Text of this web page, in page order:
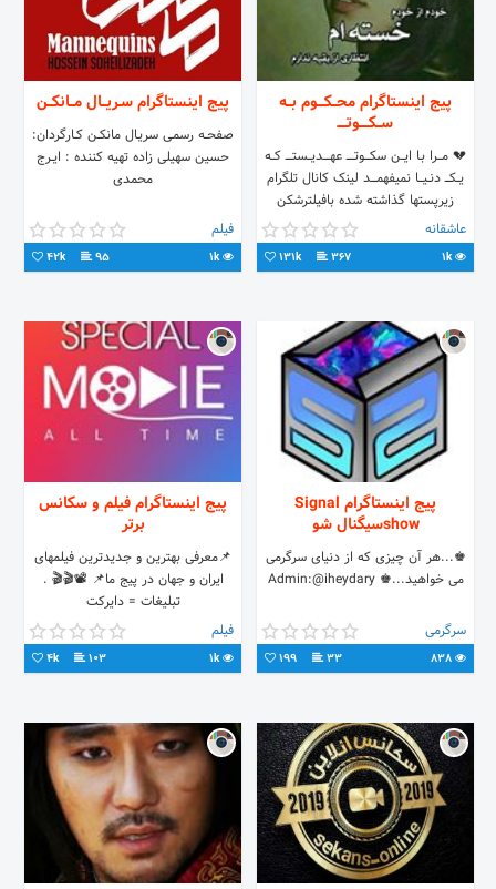
پیج اینستاگرام محــکـــوم بــه
ســکــــوتــــ
💔 مــــرا بـا ایـــن سکـــــوتـــــــ عهــــــدیـــستــــــ کـــه
یـــکــــ دنــیــــا نمیفهمـــــد لینک کانال تلگرام
زیرپستها گذاشته شده بافیلترشکن
عاشقانه
1k
367
131k
پیج اینستاگرام سـریــال مــانکــن
صفحــه رسمـی سریـال مانکــن کــارگردان:
حسین سهیلی زاده تهیه کننده : ایــرج
محمدی
فیلم
1k
95
42k
پیج اینستاگرام Signal
showسیگنال شو
♚...هر آن چیزی که از دنیای سرگرمی
می خواهید...♚ Admin:@iheydary
سرگرمی
33
199
پیج اینستاگرام فیلم و سکانس
برتر
📌معرفی بهترین و جدیدترین فیلمهای
ایران و جهان در پیج ما📌 📽🎬🎬 .
تبلیغات = دایرکت
فیلم
1k
103
4k